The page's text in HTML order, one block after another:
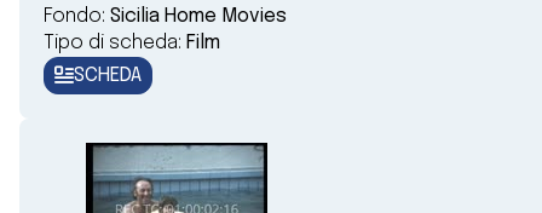
Fondo: Sicilia Home Movies
Tipo di scheda: Film
SCHEDA